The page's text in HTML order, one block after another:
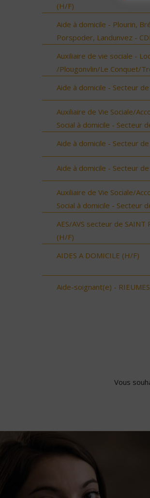
(H/F)
Aide à domicile - Plourin,
Porspoder, Landunvez -
Auxiliaire de vie sociale -
/Plougonvlin/Le Conquet/
Aide à domicile - Secteur
Auxiliaire de Vie Sociale/
Social à domicile - Secteur
Aide à domicile - Secteur
Aide à domicile - Secteur
Auxiliaire de Vie Sociale/
Social à domicile - Secteur
AES/AVS secteur de SAINT
(H/F)
AIDES A DOMICILE (H/F)
Aide-soignant(e) -
Vous